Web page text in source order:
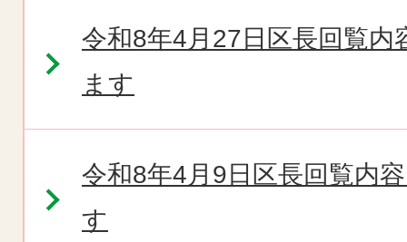
令和8年4月27日区長回覧
ます
令和8年4月9日区長回覧内
す